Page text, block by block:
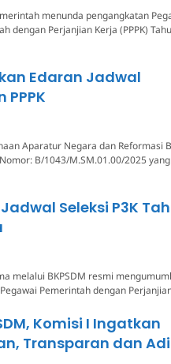
menunda pengangkatan
dengan Perjanjian Kerja (PPPK)
Edaran Jadwal
Aparatur Negara dan Reformasi
B/1043/M.SM.01.00/2025 yang
Seleksi P3K
melalui BKPSDM resmi
Pemerintah dengan
Komisi I Ingatkan
Transparan dan